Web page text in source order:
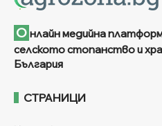
О нлайн медийна
селското стопанство и
България
СТРАНИЦИ